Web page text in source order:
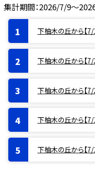
集計期間：2026/7/9～
下柚木の丘から【7/
下柚木の丘から【7/
下柚木の丘から【7/
下柚木の丘から【7/
下柚木の丘から【